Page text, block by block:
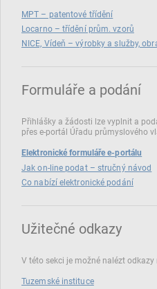
MPT – patentové třídění
Locarno – třídění prům. vzorů
NICE, Vídeň – výrobky a služby,
Formuláře a podání
Přihlášky a žádosti lze vyplnit a
přes e‑portál Úřadu průmyslového
Elektronické formuláře e-portálu
Jak on-line podat – stručný návod
Co nabízí elektronické podání
Užitečné odkazy
V této sekci je možné nalézt
Tuzemské instituce